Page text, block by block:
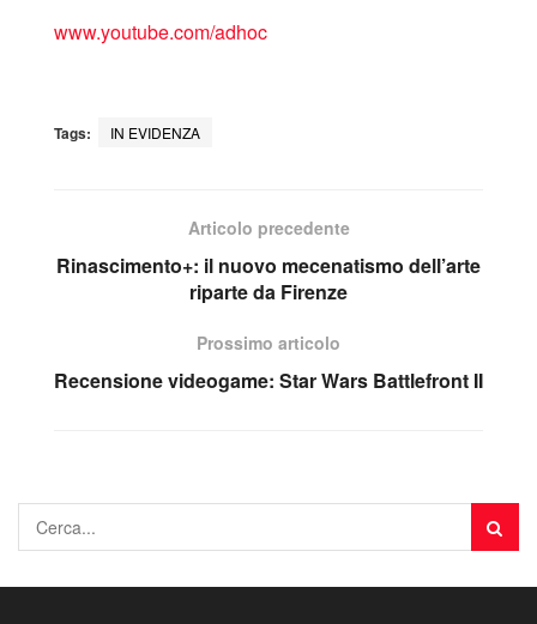
www.youtube.com/adhoc
Tags: IN EVIDENZA
Articolo precedente
Rinascimento+: il nuovo mecenatismo dell’arte
riparte da Firenze
Prossimo articolo
Recensione videogame: Star Wars Battlefront II